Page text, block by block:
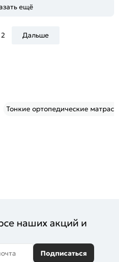
ещё
2 Дальше
Тонкие ортопедические
наших акций и
Подписаться